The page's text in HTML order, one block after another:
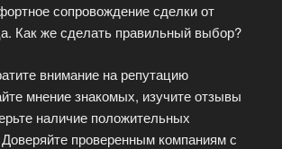
сопровождение сделки от
Как же сделать правильный выбор?
внимание на репутацию
мнение знакомых, изучите отзывы
наличие положительных
проверенным компаниям с